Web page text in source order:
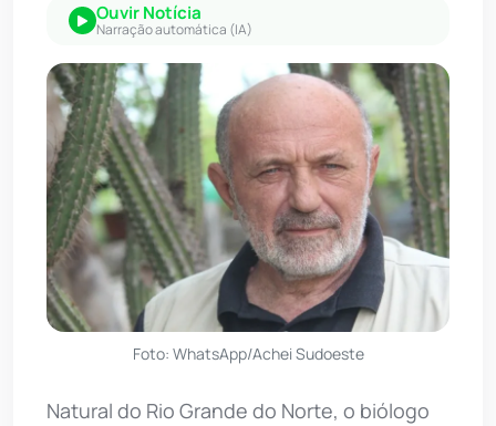
Ouvir Notícia
Narração automática (IA)
Foto: WhatsApp/Achei Sudoeste
Natural do Rio Grande do Norte, o biólogo